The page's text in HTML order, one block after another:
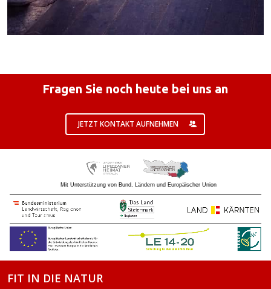
Fragen Sie noch heute bei uns an
JETZT KONTAKT AUFNEHMEN
Mit Unterstützung von Bund, Ländern und Europäischer Union
FIT IN DIE NATUR